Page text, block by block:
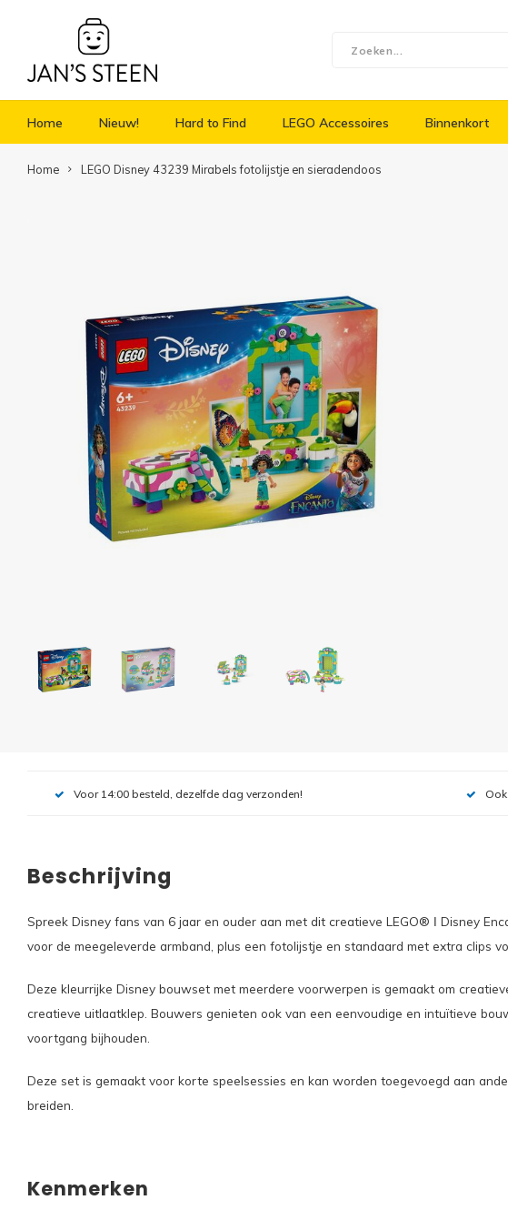
Home Nieuw! Hard to Find LEGO Accessoires Binnenkort
Home LEGO Disney 43239 Mirabels fotolijstje en sieradendoos
Voor 14:00 besteld, dezelfde dag verzonden!
Beschrijving
Spreek Disney fans van 6 jaar en ouder aan met dit creatieve LEGO® ǀ Disney
voor de meegeleverde armband, plus een fotolijstje en standaard met extra clips
Deze kleurrijke Disney bouwset met meerdere voorwerpen is gemaakt om
creatieve uitlaatklep. Bouwers genieten ook van een eenvoudige en intuïtieve
voortgang bijhouden.
Deze set is gemaakt voor korte speelsessies en kan worden toegevoegd aan
breiden.
Kenmerken